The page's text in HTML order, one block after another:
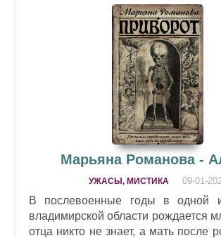
Марьяна Романова -
УЖАСЫ, МИСТИКА 09-01-
В послевоенные годы в одной
владимирской области рождается
отца никто не знает, а мать после